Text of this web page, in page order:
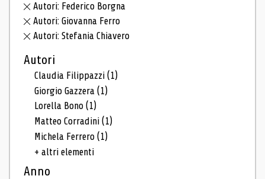
Autori: Federico Borgna
Autori: Giovanna Ferro
Autori: Stefania Chiavero
Autori
Claudia Filippazzi(1)
Giorgio Gazzera(1)
Lorella Bono(1)
Matteo Corradini(1)
Michela Ferrero(1)
+ altri elementi
Anno